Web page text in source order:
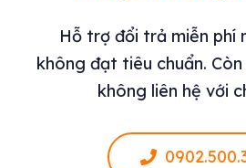
Hỗ trợ đổi trả miễn phí
không đạt tiêu chuẩn.
không liên hệ với